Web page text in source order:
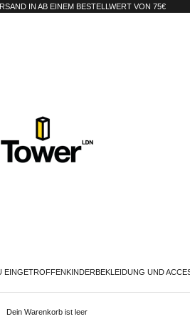
IN AB EINEM BESTELLWERT VON 75€
Tower-London.De
EINGETROFFEN KINDER BEKLEIDUNG UND
Dein Warenkorb ist leer